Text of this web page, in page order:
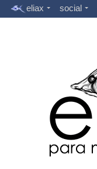
eliax social